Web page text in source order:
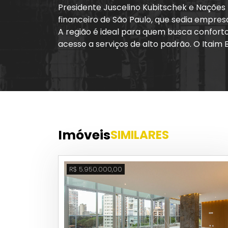
Presidente Juscelino Kubitschek e
financeiro de São Paulo, que sedia
A região é ideal para quem busca
acesso a serviços de alto padrão. O
De restaurantes clássicos a novidades
do bairro, proporcionando lazer aos
O bairro possui infraestrutura completa,
saúde, as referências são os hospitais
Parque Ibirapuera e o Museu da Casa
ImóveisSIMILARES
R$ 5.950.000,00